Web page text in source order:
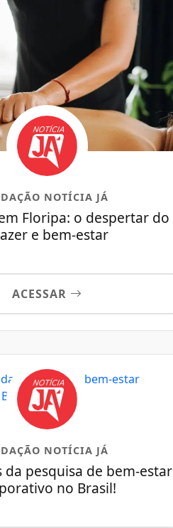
NOTÍCIA JÁ
Floripa: o despertar do
e bem-estar
ACESSAR
NOTÍCIA JÁ
da pesquisa de bem-estar
no Brasil!